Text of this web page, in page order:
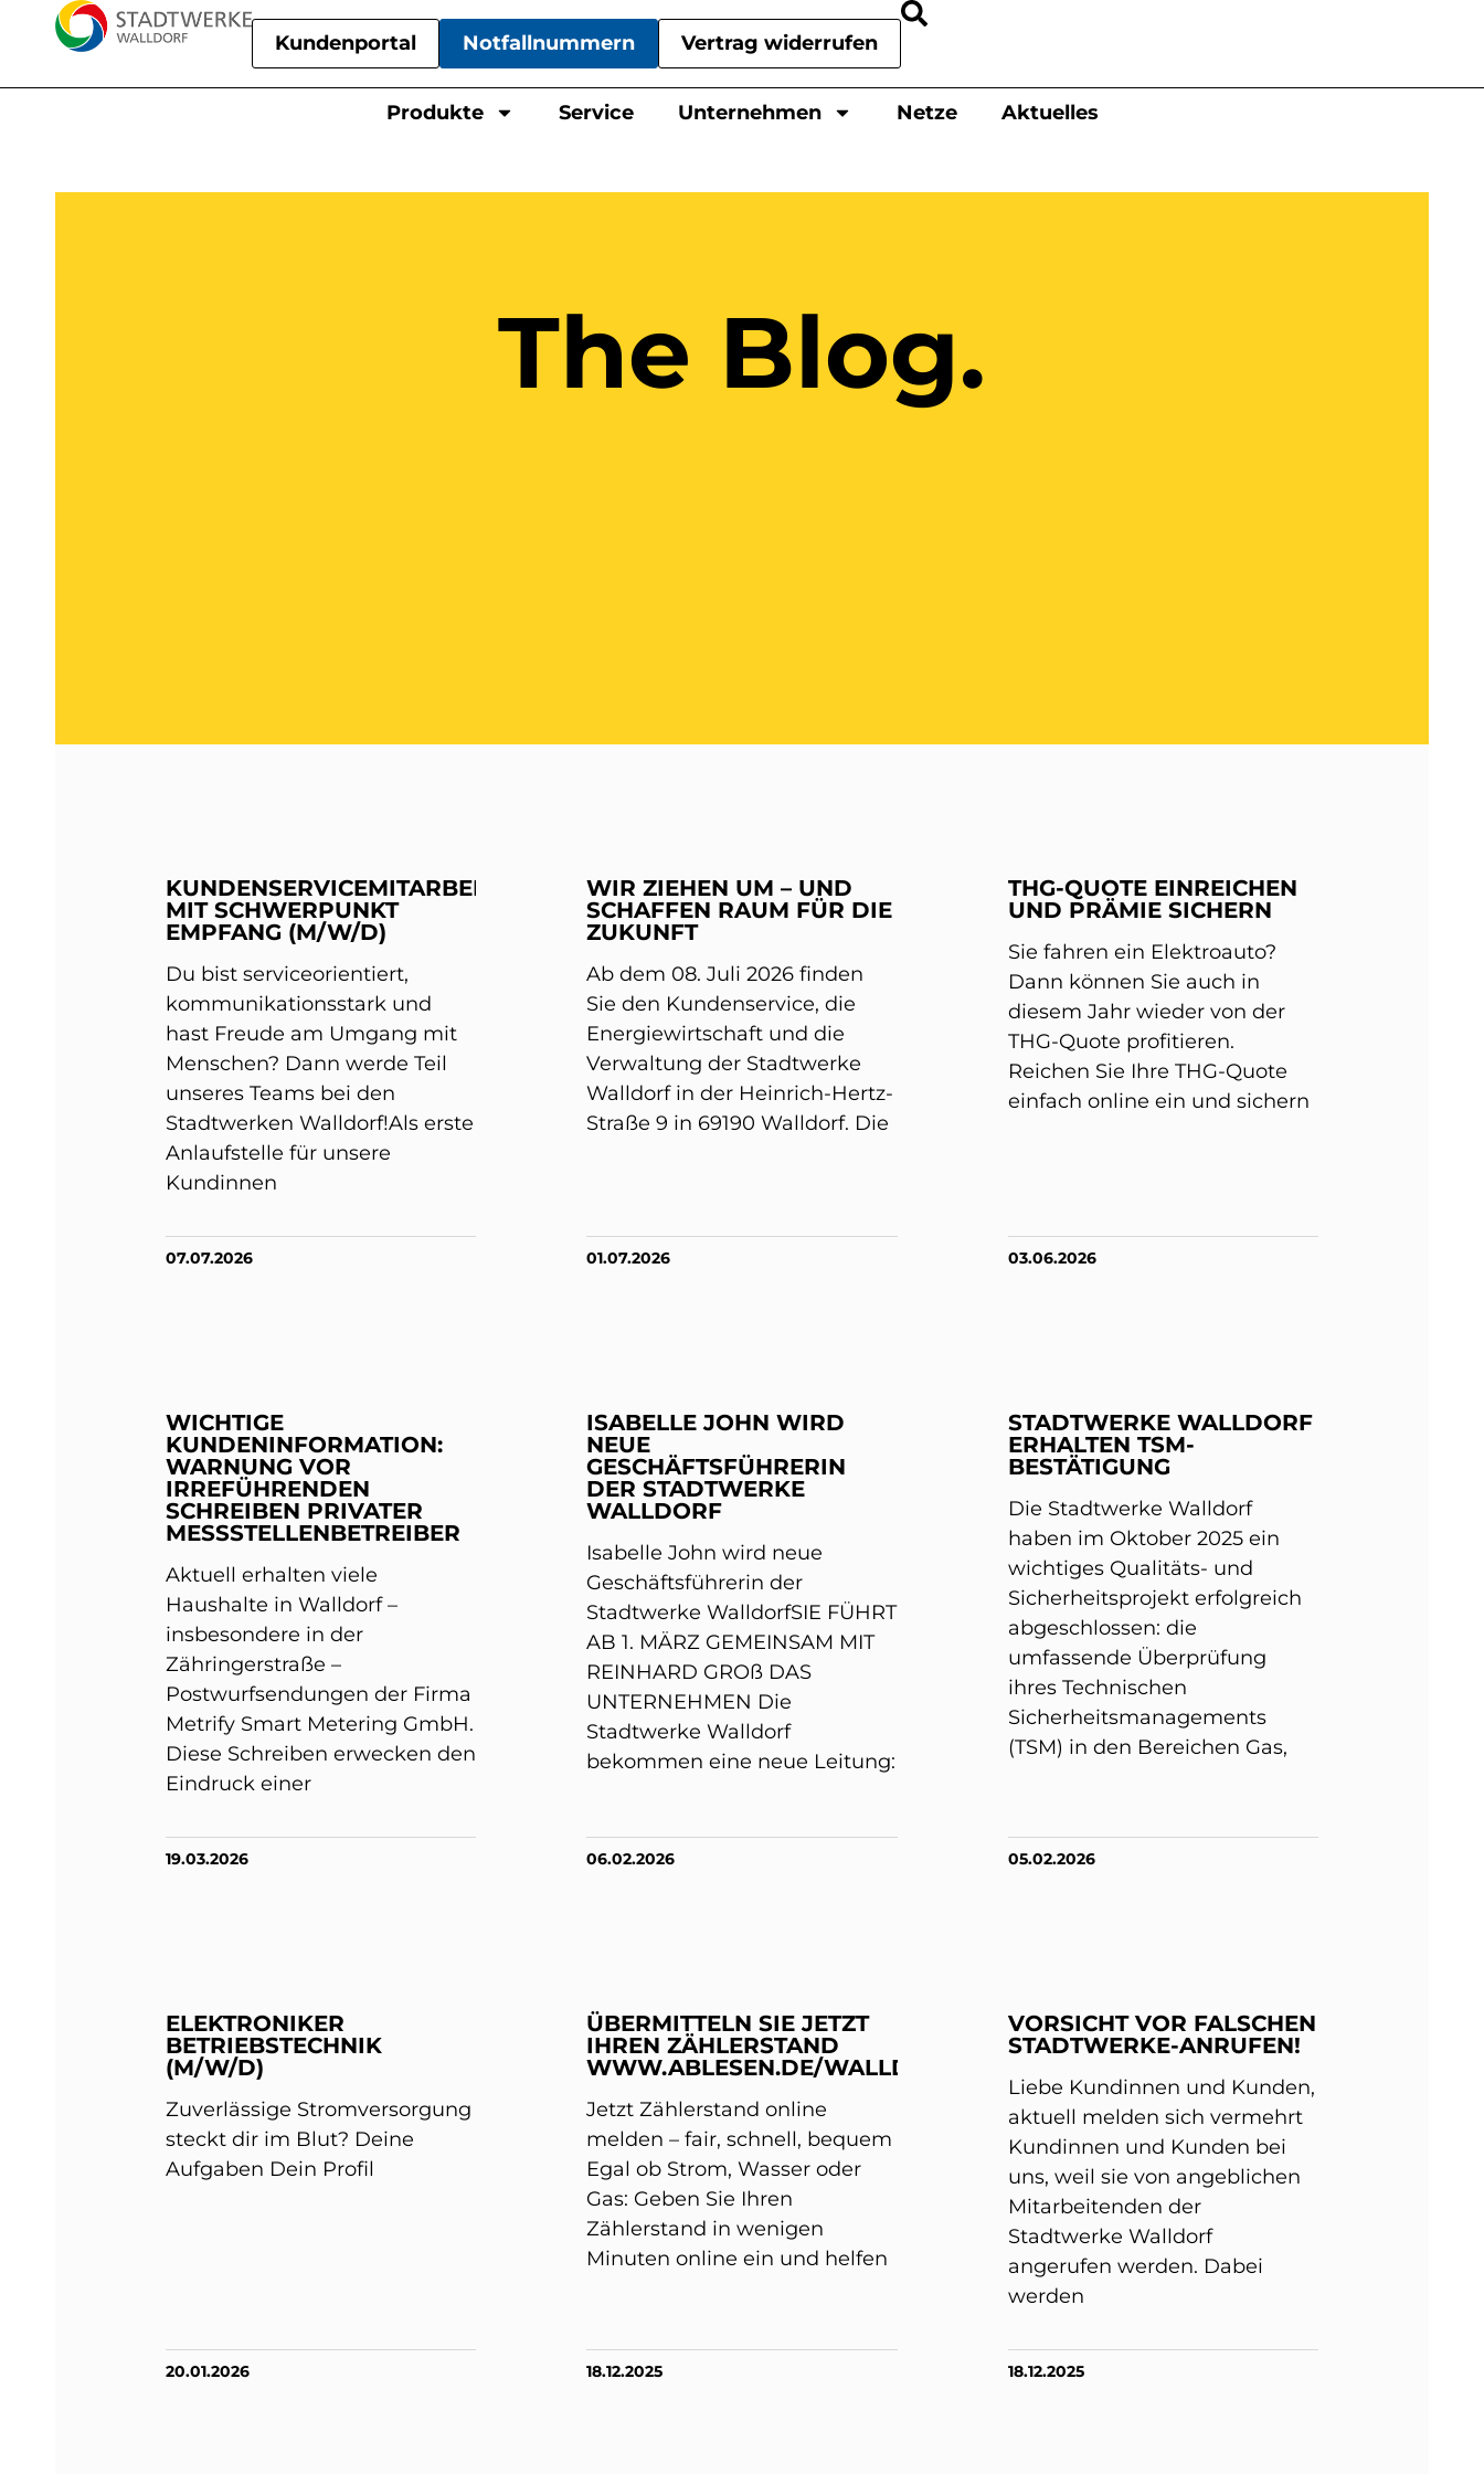
Kundenportal Notfallnummern Vertrag widerrufen
Produkte Service Unternehmen Netze Aktuelles
The Blog.
KUNDENSERVICEMITARBEITER
MIT SCHWERPUNKT
EMPFANG (M/W/D)
Du bist serviceorientiert,
kommunikationsstark und
hast Freude am Umgang mit
Menschen? Dann werde Teil
unseres Teams bei den
Stadtwerken Walldorf!Als erste
Anlaufstelle für unsere
Kundinnen
07.07.2026
WIR ZIEHEN UM – UND
SCHAFFEN RAUM FÜR DIE
ZUKUNFT
Ab dem 08. Juli 2026 finden
Sie den Kundenservice, die
Energiewirtschaft und die
Verwaltung der Stadtwerke
Walldorf in der Heinrich-Hertz-
Straße 9 in 69190 Walldorf. Die
01.07.2026
THG-QUOTE EINREICHEN
UND PRÄMIE SICHERN
Sie fahren ein Elektroauto?
Dann können Sie auch in
diesem Jahr wieder von der
THG-Quote profitieren.
Reichen Sie Ihre THG-Quote
einfach online ein und sichern
03.06.2026
WICHTIGE
KUNDENINFORMATION:
WARNUNG VOR
IRREFÜHRENDEN
SCHREIBEN PRIVATER
MESSSTELLENBETREIBER
Aktuell erhalten viele
Haushalte in Walldorf –
insbesondere in der
Zähringerstraße –
Postwurfsendungen der Firma
Metrify Smart Metering GmbH.
Diese Schreiben erwecken den
Eindruck einer
19.03.2026
ISABELLE JOHN WIRD
NEUE
GESCHÄFTSFÜHRERIN
DER STADTWERKE
WALLDORF
Isabelle John wird neue
Geschäftsführerin der
Stadtwerke WalldorfSIE FÜHRT
AB 1. MÄRZ GEMEINSAM MIT
REINHARD GROß DAS
UNTERNEHMEN Die
Stadtwerke Walldorf
bekommen eine neue Leitung:
06.02.2026
STADTWERKE WALLDORF
ERHALTEN TSM-
BESTÄTIGUNG
Die Stadtwerke Walldorf
haben im Oktober 2025 ein
wichtiges Qualitäts- und
Sicherheitsprojekt erfolgreich
abgeschlossen: die
umfassende Überprüfung
ihres Technischen
Sicherheitsmanagements
(TSM) in den Bereichen Gas,
05.02.2026
ELEKTRONIKER
BETRIEBSTECHNIK
(M/W/D)
Zuverlässige Stromversorgung
steckt dir im Blut? Deine
Aufgaben Dein Profil
20.01.2026
ÜBERMITTELN SIE JETZT
IHREN ZÄHLERSTAND
WWW.ABLESEN.DE/WALLDORF/
Jetzt Zählerstand online
melden – fair, schnell, bequem
Egal ob Strom, Wasser oder
Gas: Geben Sie Ihren
Zählerstand in wenigen
Minuten online ein und helfen
18.12.2025
VORSICHT VOR FALSCHEN
STADTWERKE-ANRUFEN!
Liebe Kundinnen und Kunden,
aktuell melden sich vermehrt
Kundinnen und Kunden bei
uns, weil sie von angeblichen
Mitarbeitenden der
Stadtwerke Walldorf
angerufen werden. Dabei
werden
18.12.2025